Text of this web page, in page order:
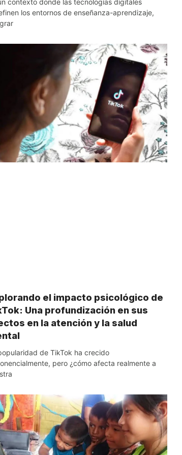
los entornos de enseñanza-aprendizaje,
el impacto psicológico de
Una profundización en sus
en la atención y la salud
de TikTok ha crecido
pero ¿cómo afecta realmente a